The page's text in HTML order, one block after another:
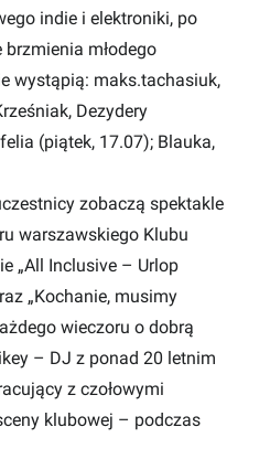
indie i elektroniki, po
młodego
wystąpią: maks.tachasiuk,
Dezydery
(piątek, 17.07); Blauka,
zobaczą spektakle
warszawskiego Klubu
„All Inclusive – Urlop
„Kochanie, musimy
wieczoru o dobrą
– DJ z ponad 20 letnim
z czołowymi
klubowej – podczas